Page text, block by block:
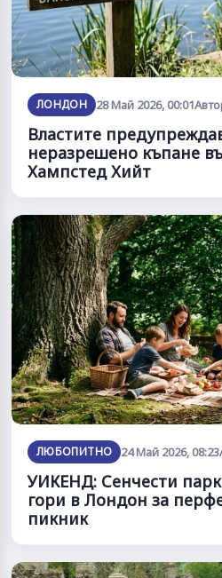
ЛОНДОН 28 Май 2026, 00:01
Властите
неразрешено къпане
Хампстед Хийт
ЛЮБОПИТНО 24 Май 2026, 08:23
УИКЕНД: Сенчести
гори в Лондон за
пикник